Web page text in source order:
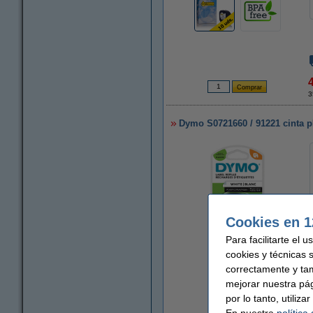
Dymo S0721660 / 91221
Cookies en
Para facilitarte el
cookies y técnicas
correctamente y
mejorar nuestra
por lo tanto,